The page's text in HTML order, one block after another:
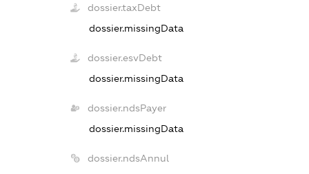
dossier.taxDebt
dossier.missingData
dossier.esvDebt
dossier.missingData
dossier.ndsPayer
dossier.missingData
dossier.ndsAnnul